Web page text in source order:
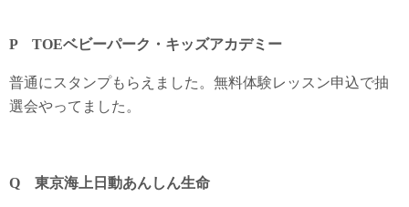
P TOEベビーパーク・キッズアカデミー
普通にスタンプもらえました。無料体験レッスン申込で抽
選会やってました。
Q 東京海上日動あんしん生命